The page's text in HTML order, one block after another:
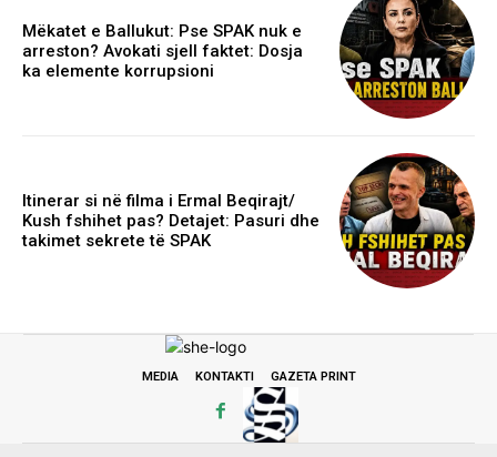
Mëkatet e Ballukut: Pse SPAK nuk e
arreston? Avokati sjell faktet: Dosja
ka elemente korrupsioni
Itinerar si në filma i Ermal Beqirajt/
Kush fshihet pas? Detajet: Pasuri dhe
takimet sekrete të SPAK
MEDIA KONTAKTI GAZETA PRINT